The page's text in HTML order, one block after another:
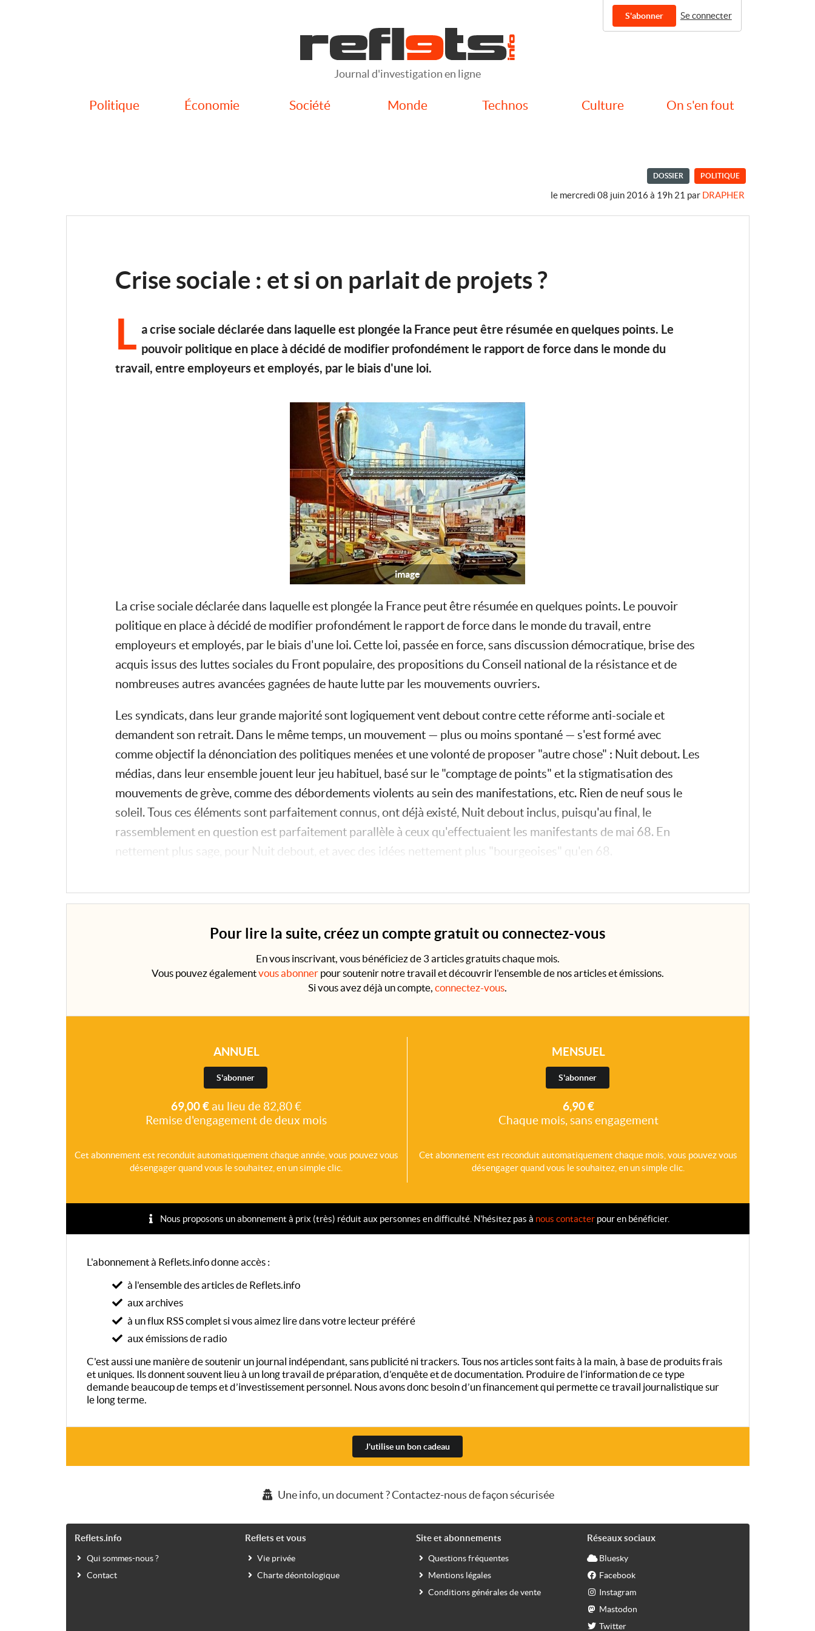
S'abonner Se connecter
Journal d'investigation en ligne
Politique Économie Société Monde Technos Culture On s'en fout
DOSSIER POLITIQUE
le mercredi 08 juin 2016 à 19h 21 par DRAPHER
Crise sociale : et si on parlait de projets ?
L a crise sociale déclarée dans laquelle est plongée la France peut être résumée en quelques points. Le
pouvoir politique en place à décidé de modifier profondément le rapport de force dans le monde du
travail, entre employeurs et employés, par le biais d'une loi.
image
La crise sociale déclarée dans laquelle est plongée la France peut être résumée en quelques points. Le pouvoir
politique en place à décidé de modifier profondément le rapport de force dans le monde du travail, entre
employeurs et employés, par le biais d'une loi. Cette loi, passée en force, sans discussion démocratique, brise des
acquis issus des luttes sociales du Front populaire, des propositions du Conseil national de la résistance et de
nombreuses autres avancées gagnées de haute lutte par les mouvements ouvriers.
Les syndicats, dans leur grande majorité sont logiquement vent debout contre cette réforme anti-sociale et
demandent son retrait. Dans le même temps, un mouvement — plus ou moins spontané — s'est formé avec
comme objectif la dénonciation des politiques menées et une volonté de proposer "autre chose" : Nuit debout. Les
médias, dans leur ensemble jouent leur jeu habituel, basé sur le "comptage de points" et la stigmatisation des
mouvements de grève, comme des débordements violents au sein des manifestations, etc. Rien de neuf sous le
soleil. Tous ces éléments sont parfaitement connus, ont déjà existé, Nuit debout inclus, puisqu'au final, le
rassemblement en question est parfaitement parallèle à ceux qu'effectuaient les manifestants de mai 68. En
nettement plus sage, pour Nuit debout, et avec des idées nettement plus "bourgeoises" qu'en 68.
Pour lire la suite, créez un compte gratuit ou connectez-vous
En vous inscrivant, vous bénéficiez de 3 articles gratuits chaque mois.
Vous pouvez égalementvous abonnerpour soutenir notre travail et découvrir l'ensemble de nos articles et émissions.
Si vous avez déjà un compte, connectez-vous.
ANNUEL
S'abonner
69,00 € au lieu de 82,80 €
Remise d'engagement de deux mois
Cet abonnement est reconduit automatiquement chaque année, vous pouvez vous
désengager quand vous le souhaitez, en un simple clic.
MENSUEL
S'abonner
6,90 €
Chaque mois, sans engagement
Cet abonnement est reconduit automatiquement chaque mois, vous pouvez vous
désengager quand vous le souhaitez, en un simple clic.
Nous proposons un abonnement à prix (très) réduit aux personnes en difficulté. N'hésitez pas à nous contacter pour en bénéficier.
L'abonnement à Reflets.info donne accès :
à l'ensemble des articles de Reflets.info
aux archives
à un flux RSS complet si vous aimez lire dans votre lecteur préféré
aux émissions de radio
C'est aussi une manière de soutenir un journal indépendant, sans publicité ni trackers. Tous nos articles sont faits à la main, à base de produits frais
et uniques. Ils donnent souvent lieu à un long travail de préparation, d’enquête et de documentation. Produire de l’information de ce type
demande beaucoup de temps et d’investissement personnel. Nous avons donc besoin d’un financement qui permette ce travail journalistique sur
le long terme.
J'utilise un bon cadeau
Une info, un document ? Contactez-nous de façon sécurisée
Reflets.info
Qui sommes-nous ?
Contact
Reflets et vous
Vie privée
Charte déontologique
Site et abonnements
Questions fréquentes
Mentions légales
Conditions générales de vente
Réseaux sociaux
Bluesky
Facebook
Instagram
Mastodon
Twitter